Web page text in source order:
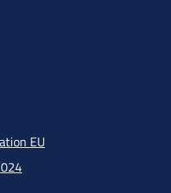
EU